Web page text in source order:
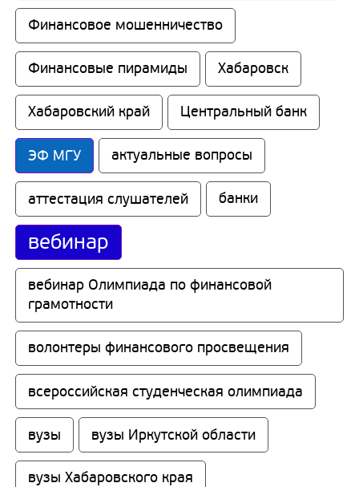
Финансовое мошенничество
Финансовые пирамиды Хабаровск
Хабаровский край Центральный банк
ЭФ МГУ актуальные вопросы
аттестация слушателей банки
вебинар
вебинар Олимпиада по финансовой
грамотности
волонтеры финансового просвещения
всероссийская студенческая олимпиада
вузы вузы Иркутской области
вузы Хабаровского края